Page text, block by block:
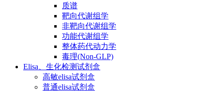
质谱
靶向代谢组学
非靶向代谢组学
功能代谢组学
整体药代动力学
毒理(Non-GLP)
Elisa、生化检测试剂盒
高敏elisa试剂盒
普通elisa试剂盒